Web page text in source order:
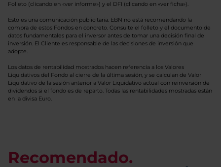
Folleto (clicando en «ver informe») y el DFI (clicando en «ver ficha»).
Esto es una comunicación publicitaria. EBN no está recomendando la
compra de estos Fondos en concreto. Consulte el folleto y el documento de
datos fundamentales para el inversor antes de tomar una decisión final de
inversión. El Cliente es responsable de las decisiones de inversión que
adopte.
Los datos de rentabilidad mostrados hacen referencia a los Valores
Liquidativos del Fondo al cierre de la última sesión, y se calculan de Valor
Liquidativo de la sesión anterior a Valor Liquidativo actual con reinversión de
dividendos si el fondo es de reparto. Todas las rentabilidades mostradas están
en la divisa Euro.
Recomendado.